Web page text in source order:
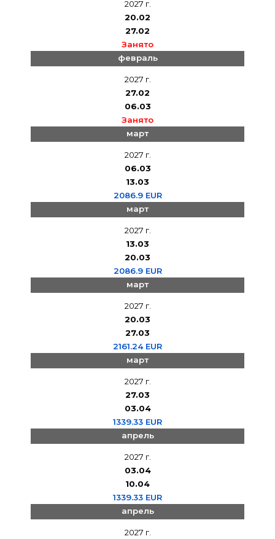
2027 г.
20.02
27.02
Занято
февраль
2027 г.
27.02
06.03
Занято
март
2027 г.
06.03
13.03
2086.9 EUR
март
2027 г.
13.03
20.03
2086.9 EUR
март
2027 г.
20.03
27.03
2161.24 EUR
март
2027 г.
27.03
03.04
1339.33 EUR
апрель
2027 г.
03.04
10.04
1339.33 EUR
апрель
2027 г.